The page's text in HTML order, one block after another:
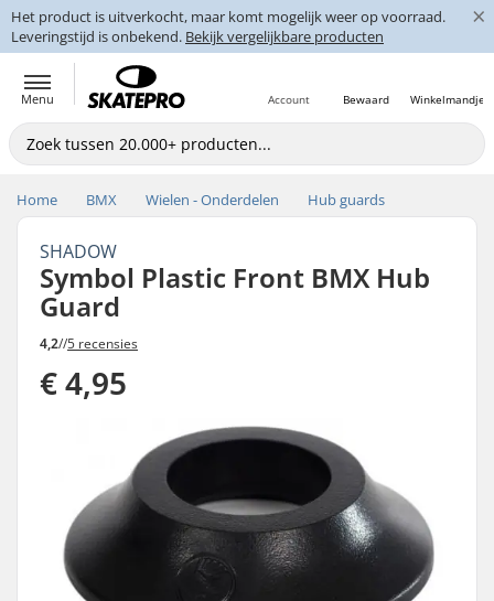
Het product is uitverkocht, maar komt mogelijk weer op voorraad.
Leveringstijd is onbekend. Bekijk vergelijkbare producten
×
Menu Winkelmandje
Bewaard
Account
Home BMX Wielen - Onderdelen Hub guards
SHADOW
Symbol Plastic Front BMX Hub
Guard
4,2//5 recensies
€ 4,95